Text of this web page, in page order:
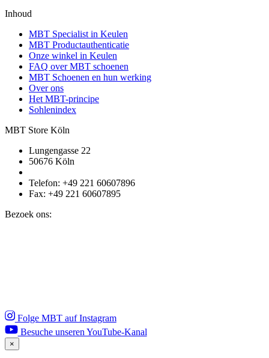
Inhoud
MBT Specialist in Keulen
MBT Productauthenticatie
Onze winkel in Keulen
FAQ over MBT schoenen
MBT Schoenen en hun werking
Over ons
Het MBT-principe
Sohlenindex
MBT Store Köln
Lungengasse 22
50676 Köln
Telefon: +49 221 60607896
Fax: +49 221 60607895
Bezoek ons:
Folge MBT auf Instagram
Besuche unseren YouTube-Kanal
×
Close